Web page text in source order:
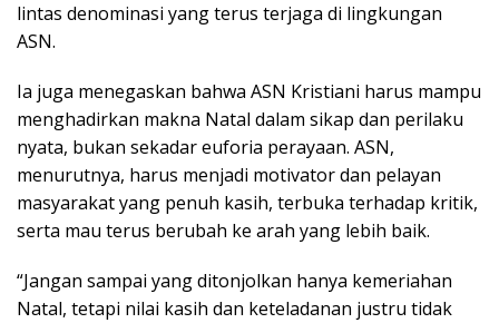
lintas denominasi yang terus terjaga di lingkungan
ASN.
Ia juga menegaskan bahwa ASN Kristiani harus mampu
menghadirkan makna Natal dalam sikap dan perilaku
nyata, bukan sekadar euforia perayaan. ASN,
menurutnya, harus menjadi motivator dan pelayan
masyarakat yang penuh kasih, terbuka terhadap kritik,
serta mau terus berubah ke arah yang lebih baik.
“Jangan sampai yang ditonjolkan hanya kemeriahan
Natal, tetapi nilai kasih dan keteladanan justru tidak